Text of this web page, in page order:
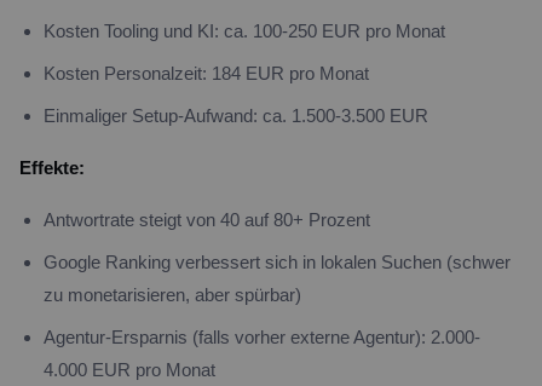
Kosten Tooling und KI: ca. 100-250 EUR pro Monat
Kosten Personalzeit: 184 EUR pro Monat
Einmaliger Setup-Aufwand: ca. 1.500-3.500 EUR
Effekte:
Antwortrate steigt von 40 auf 80+ Prozent
Google Ranking verbessert sich in lokalen Suchen (schwer
zu monetarisieren, aber spürbar)
Agentur-Ersparnis (falls vorher externe Agentur): 2.000-
4.000 EUR pro Monat